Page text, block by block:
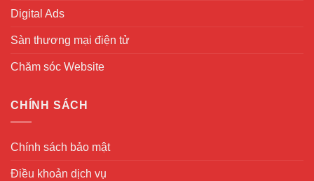
Digital Ads
Sàn thương mại điện tử
Chăm sóc Website
CHÍNH SÁCH
Chính sách bảo mật
Điều khoản dịch vụ